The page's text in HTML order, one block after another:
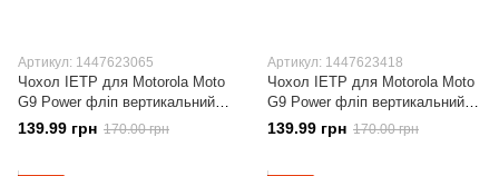
Артикул: 1447623065
Чохол IETP для Motorola Moto
G9 Power фліп вертикальний
шкіра PU коричневий
139.99 грн 170.00 грн
Артикул: 1447623418
Чохол IETP для Motorola Moto
G9 Power фліп вертикальний
шкіра PU чорний
139.99 грн 170.00 грн